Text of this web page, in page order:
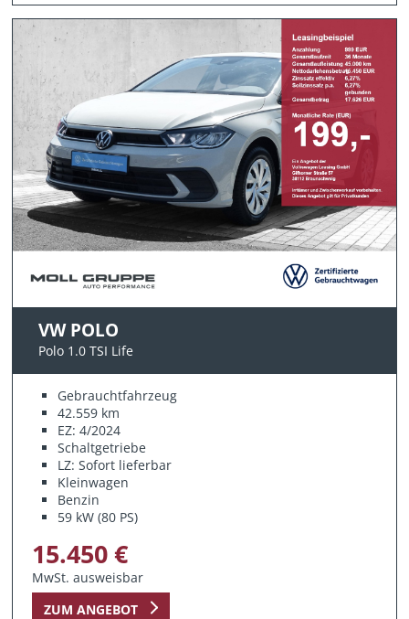
VW POLO
Polo 1.0 TSI Life
Gebrauchtfahrzeug
42.559 km
EZ: 4/2024
Schaltgetriebe
LZ: Sofort lieferbar
Kleinwagen
Benzin
59 kW (80 PS)
15.450 €
MwSt. ausweisbar
ZUM ANGEBOT